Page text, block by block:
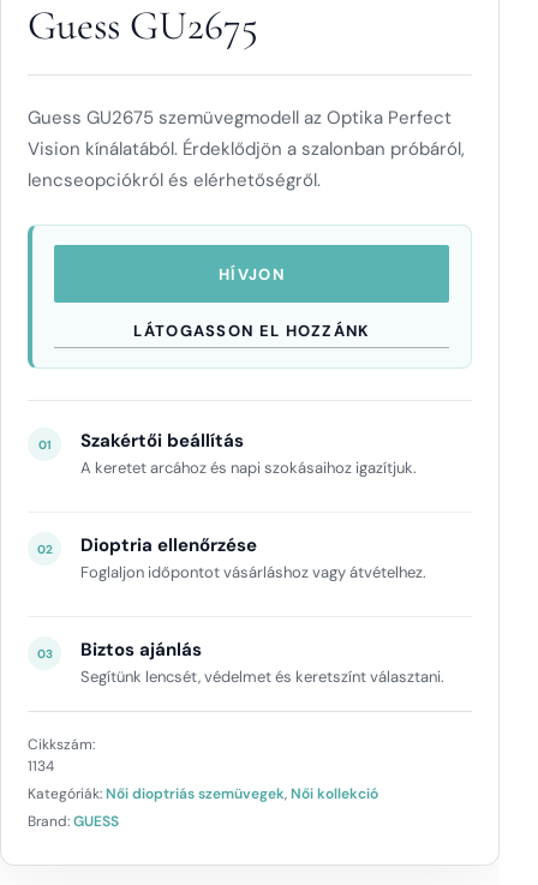
Guess GU2675
Guess GU2675 szemüvegmodell az Optika Perfect
Vision kínálatából. Érdeklődjön a szalonban próbáról,
lencseopciókról és elérhetőségről.
HÍVJON
LÁTOGASSON EL HOZZÁNK
01 Szakértői beállítás
A keretet arcához és napi szokásaihoz igazítjuk.
02 Dioptria ellenőrzése
Foglaljon időpontot vásárláshoz vagy átvételhez.
03 Biztos ajánlás
Segítünk lencsét, védelmet és keretszínt választani.
Cikkszám:
1134
Kategóriák:Női dioptriás szemüvegek,Női kollekció
Brand:GUESS